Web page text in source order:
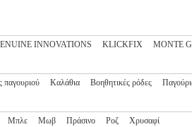
INNOVATIONS KLICKFIX MONTE
παγουριού Καλάθια Βοηθητικές ρόδες
Μπλε Μωβ Πράσινο Ροζ Χρυσαφί